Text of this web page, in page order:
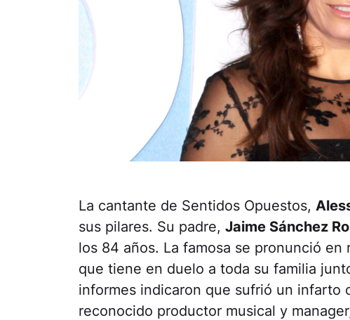
La cantante de Sentidos Opuestos,
sus pilares. Su padre, Jaime Sánchez
los 84 años. La famosa se pronunció
que tiene en duelo a toda su familia
informes indicaron que sufrió un infarto
reconocido productor musical y